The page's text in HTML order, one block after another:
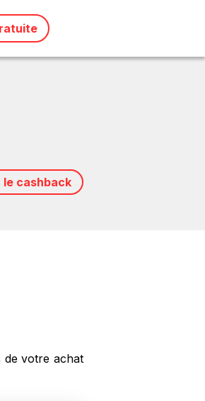
cashback
de votre achat